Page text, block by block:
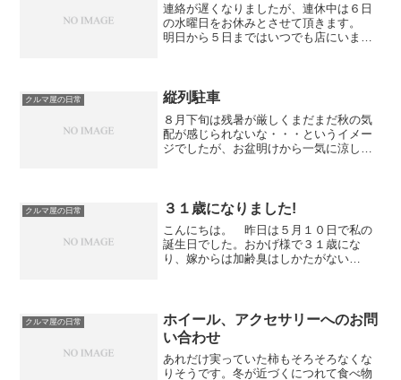
連絡が遅くなりましたが、連休中は６日
の水曜日をお休みとさせて頂きます。
明日から５日まではいつでも店にいます
幸先のよいスタートが切れま...
クルマ屋の日常 縦列駐車
８月下旬は残暑が厳しくまだまだ秋の気
配が感じられないな・・・というイメー
ジでしたが、お盆明けから一気に涼しく
手間も省けますので、動か...
クルマ屋の日常 ３１歳になりました!
こんにちは。 昨日は５月１０日で私の
誕生日でした。おかげ様で３１歳にな
り、嫁からは加齢臭はしかたがない
めでとうメールが届きました。 ...
クルマ屋の日常
ホイール、アクセサリーへのお問
い合わせ
あれだけ実っていた柿もそろそろなくな
りそうです。冬が近づくにつれて食べ物